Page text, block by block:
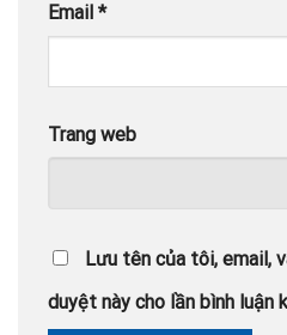
Email *
Trang web
Lưu tên của tôi, email,
duyệt này cho lần bình luận